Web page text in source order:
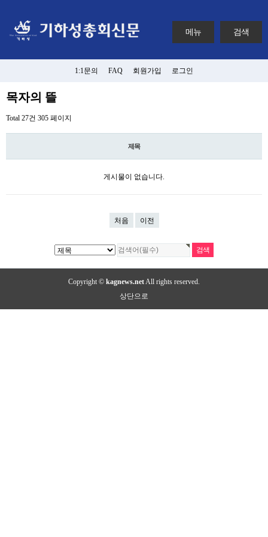
메뉴 검색
1:1문의 FAQ 회원가입 로그인
목자의 뜰
Total 27건 305 페이지
제목
게시물이 없습니다.
처음 이전
Copyright © kagnews.netAll rights reserved.
상단으로